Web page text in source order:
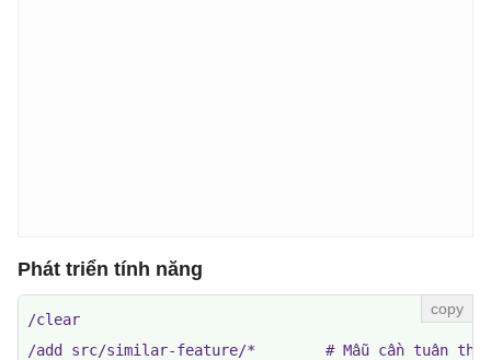
Phát triển tính năng
/clear
/add src/similar-feature/*        # Mẫu cần tuân theo